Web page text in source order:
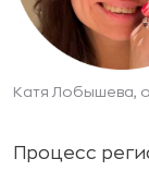
Катя Лобышева,
Процесс